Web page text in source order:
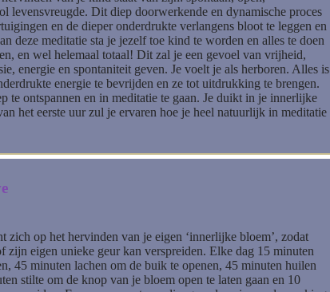
levensvreugde. Dit diep doorwerkende en dynamische proces
en de dieper onderdrukte verlangens bloot te leggen en
deze meditatie sta je jezelf toe kind te worden en alles te doen
en wel helemaal totaal! Dit zal je een gevoel van vrijheid,
energie en spontaniteit geven. Je voelt je als herboren. Alles is
energie te bevrijden en ze tot uitdrukking te brengen.
te ontspannen en in meditatie te gaan. Je duikt in je innerlijke
het eerste uur zul je ervaren hoe je heel natuurlijk in meditatie
zich op het hervinden van je eigen ‘innerlijke bloem’, zodat
zijn eigen unieke geur kan verspreiden. Elke dag 15 minuten
45 minuten lachen om de buik te openen, 45 minuten huilen
stilte om de knop van je bloem open te laten gaan en 10